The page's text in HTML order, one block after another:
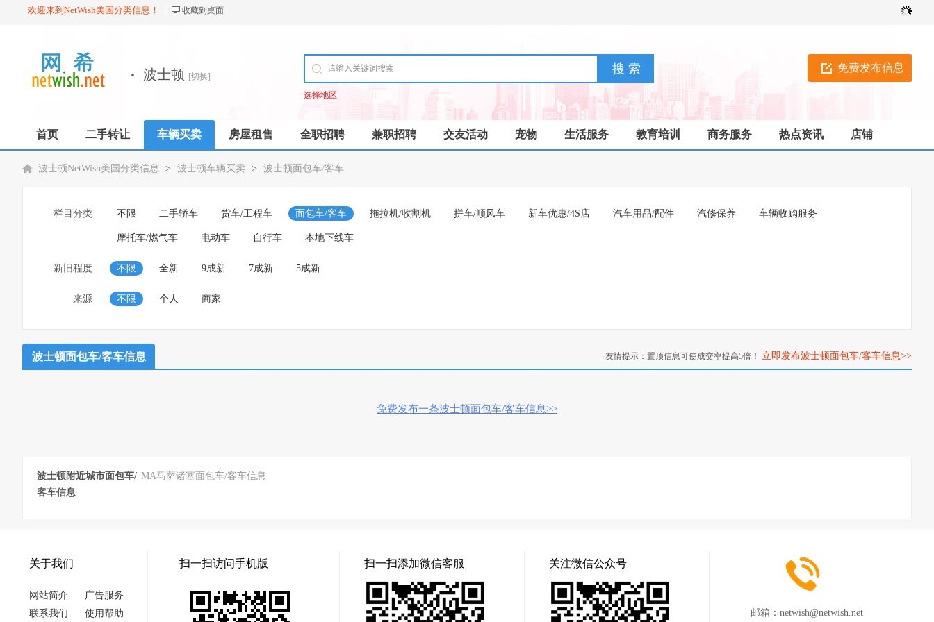
欢迎来到NetWish美国分类信息！ 收藏到桌面
免费发布信息
· 波士顿 [切换]
选择地区
首页 二手转让 车辆买卖 房屋租售 全职招聘 兼职招聘 交友活动 宠物 生活服务 教育培训 商务服务 热点资讯 店铺
波士顿NetWish美国分类信息 > 波士顿车辆买卖 > 波士顿面包车/客车
栏目分类 不限 二手轿车 货车/工程车 面包车/客车 拖拉机/收割机 拼车/顺风车 新车优惠/4S店 汽车用品/配件 汽修保养 车辆收购服务
摩托车/燃气车 电动车 自行车 本地下线车
新旧程度 不限 全新 9成新 7成新 5成新
来源 不限 个人 商家
波士顿面包车/客车信息 友情提示：置顶信息可使成交率提高5倍！ 立即发布波士顿面包车/客车信息>>
免费发布一条波士顿面包车/客车信息>>
波士顿附近城市面包车/
客车信息
MA马萨诸塞面包车/客车信息
关于我们
网站简介
广告服务
联系我们
使用帮助
扫一扫访问手机版 扫一扫添加微信客服 关注微信公众号
邮箱： netwish@netwish.net